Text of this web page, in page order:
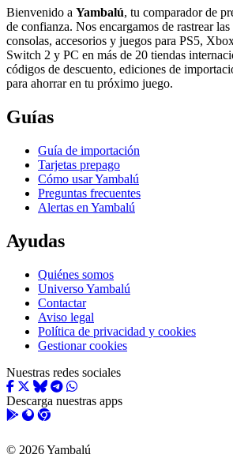
Bienvenido a Yambalú, tu comparador de
de confianza. Nos encargamos de rastrear
consolas, accesorios y juegos para PS5,
Switch 2 y PC en más de 20 tiendas
códigos de descuento, ediciones de
para ahorrar en tu próximo juego.
Guías
Guía de importación
Tarjetas prepago
Cómo usar Yambalú
Preguntas frecuentes
Alertas en Yambalú
Ayudas
Quiénes somos
Universo Yambalú
Contactar
Aviso legal
Política de privacidad y cookies
Gestionar cookies
Nuestras redes sociales
Descarga nuestras apps
© 2026 Yambalú